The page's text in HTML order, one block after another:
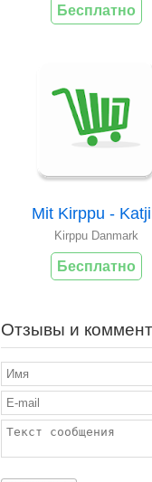
Бесплатно
Mit Kirppu -
Kirppu Danmark
Бесплатно
Отзывы и